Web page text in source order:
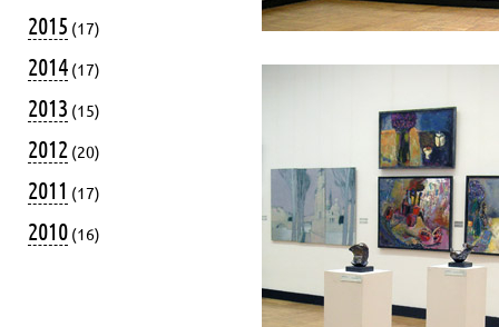
2015 (17)
2014 (17)
2013 (15)
2012 (20)
2011 (17)
2010 (16)